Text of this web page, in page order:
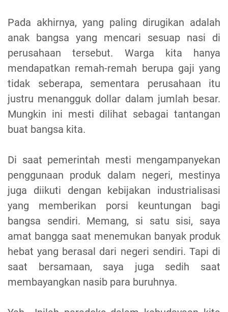
Pada akhirnya, yang paling dirugikan adalah
anak bangsa yang mencari sesuap nasi di
perusahaan tersebut. Warga kita hanya
mendapatkan remah-remah berupa gaji yang
tidak seberapa, sementara perusahaan itu
justru menangguk dollar dalam jumlah besar.
Mungkin ini mesti dilihat sebagai tantangan
buat bangsa kita.
Di saat pemerintah mesti mengampanyekan
penggunaan produk dalam negeri, mestinya
juga diikuti dengan kebijakan industrialisasi
yang memberikan porsi keuntungan bagi
bangsa sendiri. Memang, si satu sisi, saya
amat bangga saat menemukan banyak produk
hebat yang berasal dari negeri sendiri. Tapi di
saat bersamaan, saya juga sedih saat
membayangkan nasib para buruhnya.